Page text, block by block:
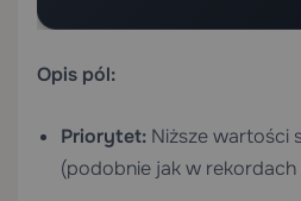
Opis pól:
Priorytet: Niższe wartości
(podobnie jak w rekordach